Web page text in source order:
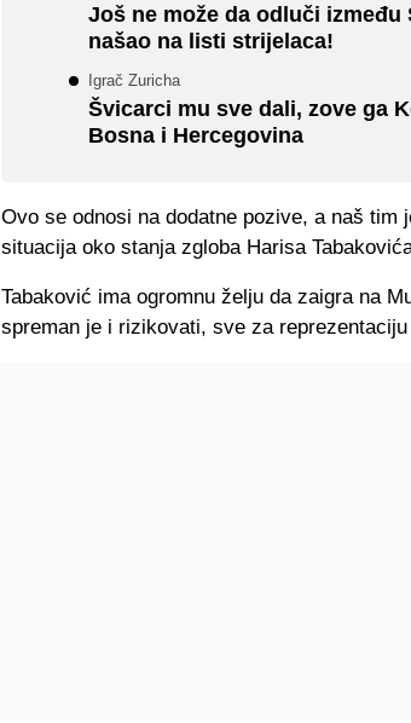
Još ne može da odluči između
našao na listi strijelaca!
Igrač Zuricha
Švicarci mu sve dali, zove ga
Bosna i Hercegovina
Ovo se odnosi na dodatne pozive, a naš
situacija oko stanja zgloba Harisa
Tabaković ima ogromnu želju da zaigra na
spreman je i rizikovati, sve za